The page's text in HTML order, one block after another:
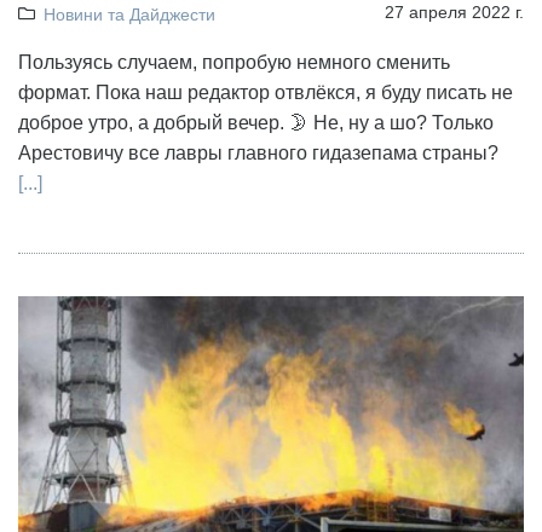
Новини та Дайджести 27 апреля 2022 г.
Пользуясь случаем, попробую немного сменить
формат. Пока наш редактор отвлёкся, я буду писать не
доброе утро, а добрый вечер. 🌛 Не, ну а шо? Только
Арестовичу все лавры главного гидазепама страны?
[...]